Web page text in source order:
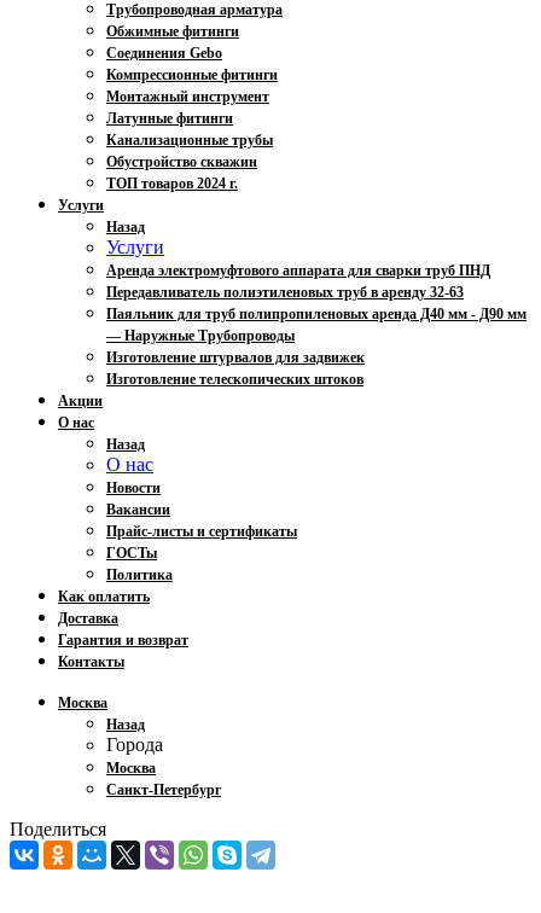
Трубопроводная арматура
Обжимные фитинги
Соединения Gebo
Компрессионные фитинги
Монтажный инструмент
Латунные фитинги
Канализационные трубы
Обустройство скважин
ТОП товаров 2024 г.
Услуги
Назад
Услуги
Аренда электромуфтового аппарата для сварки труб ПНД
Передавливатель полиэтиленовых труб в аренду 32-63
Паяльник для труб полипропиленовых аренда Д40 мм - Д90 мм
— Наружные Трубопроводы
Изготовление штурвалов для задвижек
Изготовление телескопических штоков
Акции
О нас
Назад
О нас
Новости
Вакансии
Прайс-листы и сертификаты
ГОСТы
Политика
Как оплатить
Доставка
Гарантия и возврат
Контакты
Москва
Назад
Города
Москва
Санкт-Петербург
Поделиться